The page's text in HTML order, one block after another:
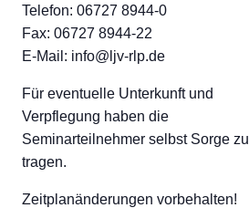
Telefon: 06727 8944-0
Fax: 06727 8944-22
E-Mail: info@ljv-rlp.de
Für eventuelle Unterkunft und
Verpflegung haben die
Seminarteilnehmer selbst Sorge zu
tragen.
Zeitplanänderungen vorbehalten!